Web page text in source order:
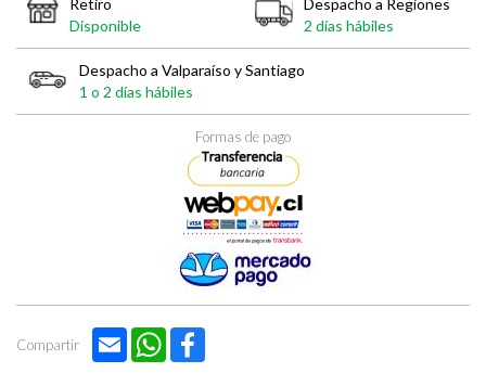
Disponible
2 días hábiles
Despacho a Valparaíso y Santiago
1 o 2 días hábiles
Formas de pago
Compartir Email WhatsApp